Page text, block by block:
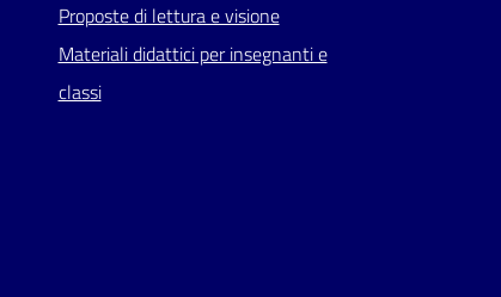
Proposte di lettura e visione
Materiali didattici per insegnanti e
classi